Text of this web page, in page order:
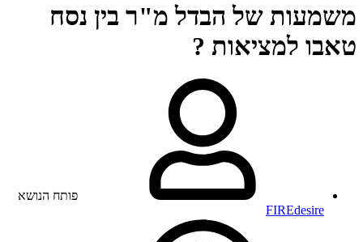
משמעות של הבדל מ"ר בין נסח
טאבו למציאות ?
פותח הנושא
FIREdesire